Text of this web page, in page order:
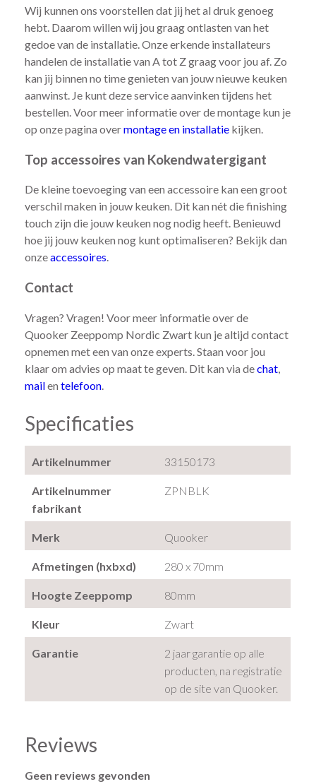
Wij kunnen ons voorstellen dat jij het al druk genoeg
hebt. Daarom willen wij jou graag ontlasten van het
gedoe van de installatie. Onze erkende installateurs
handelen de installatie van A tot Z graag voor jou af. Zo
kan jij binnen no time genieten van jouw nieuwe keuken
aanwinst. Je kunt deze service aanvinken tijdens het
bestellen. Voor meer informatie over de montage kun je
op onze pagina overmontage en installatie kijken.
Top accessoires van Kokendwatergigant
De kleine toevoeging van een accessoire kan een groot
verschil maken in jouw keuken. Dit kan nét die finishing
touch zijn die jouw keuken nog nodig heeft. Benieuwd
hoe jij jouw keuken nog kunt optimaliseren? Bekijk dan
onzeaccessoires.
Contact
Vragen? Vragen! Voor meer informatie over de
Quooker Zeeppomp Nordic Zwart kun je altijd contact
opnemen met een van onze experts. Staan voor jou
klaar om advies op maat te geven. Dit kan via dechat
mailentelefoon
Specificaties
Artikelnummer 33150173
Artikelnummer
fabrikant
ZPNBLK
Merk Quooker
Afmetingen (hxbxd) 280 x 70mm
Hoogte Zeeppomp 80mm
Kleur Zwart
Garantie
2 jaar garantie op alle
producten, na registratie
op de site van Quooker.
Reviews
Geen reviews gevonden